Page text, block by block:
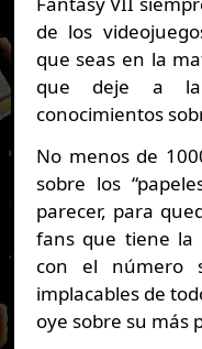
de los
que seas en la
que deje a
conocimientos
No menos de
sobre los
parecer, para
fans que tiene la
con el número
implacables de
oye sobre su más